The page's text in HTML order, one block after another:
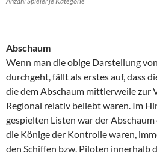
Abschaum
Wenn man die obige Darstellung
durchgeht, fällt als erstes auf, dass
die dem Abschaum mittlerweile zur
Regional relativ beliebt waren. Im
gespielten Listen war der
die Könige der Kontrolle waren,
den Schiffen bzw. Piloten innerhalb